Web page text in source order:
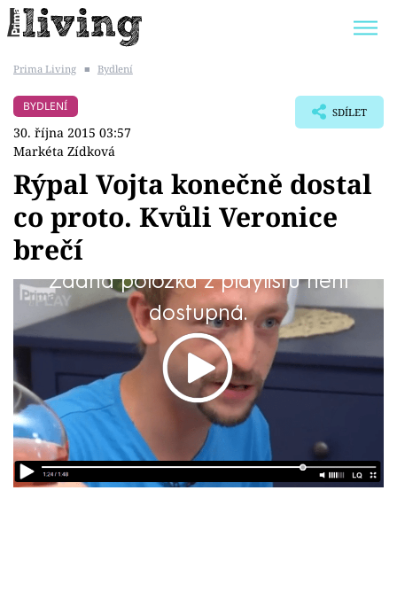
BYDLENÍ SLAVNÝCH
Témata
Bydlení
Zahrada
Design
Sledujte prima+
Přihlášení
Prima Living ■ Bydlení
BYDLENÍ
30. října 2015 03:57
Markéta Zídková
SDÍLET
Rýpal Vojta konečně dostal
co proto. Kvůli Veronice
brečí
Žádná položka z playlistu není
dostupná.
Celé Prostřeno se tento týden točí kolem Vojty.